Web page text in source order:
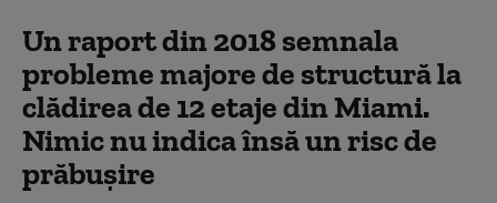
Un raport din 2018 semnala
probleme majore de structură la
clădirea de 12 etaje din Miami.
Nimic nu indica însă un risc de
prăbușire